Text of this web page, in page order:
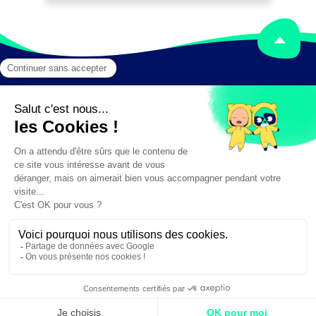
gestion comptable et financière à des
Peut coordonner l'activité d'une équipe
ou gérer un service.
Mentions légales